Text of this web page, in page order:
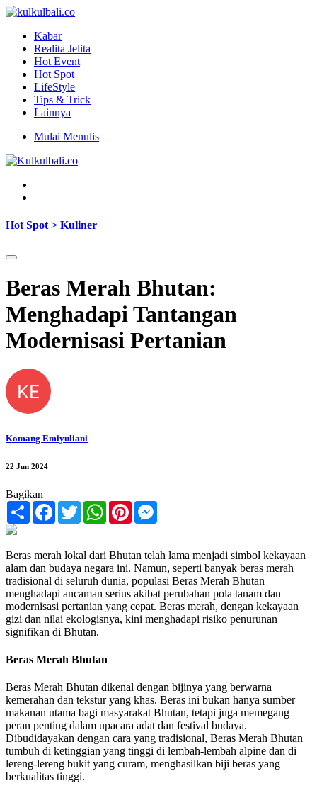
Kabar
Realita Jelita
Hot Event
Hot Spot
LifeStyle
Tips & Trick
Lainnya
Mulai Menulis
Hot Spot > Kuliner
Beras Merah Bhutan:
Menghadapi Tantangan
Modernisasi Pertanian
KE
Komang Emiyuliani
22 Jun 2024
Bagikan
Share FacebookTwitterWhatsApp
Pinterest
Beras merah lokal dari Bhutan telah lama menjadi simbol kekayaan
alam dan budaya negara ini. Namun, seperti banyak beras merah
tradisional di seluruh dunia, populasi Beras Merah Bhutan
menghadapi ancaman serius akibat perubahan pola tanam dan
modernisasi pertanian yang cepat. Beras merah, dengan kekayaan
gizi dan nilai ekologisnya, kini menghadapi risiko penurunan
signifikan di Bhutan.
Beras Merah Bhutan
Beras Merah Bhutan dikenal dengan bijinya yang berwarna
kemerahan dan tekstur yang khas. Beras ini bukan hanya sumber
makanan utama bagi masyarakat Bhutan, tetapi juga memegang
peran penting dalam upacara adat dan festival budaya.
Dibudidayakan dengan cara yang tradisional, Beras Merah Bhutan
tumbuh di ketinggian yang tinggi di lembah-lembah alpine dan di
lereng-lereng bukit yang curam, menghasilkan biji beras yang
berkualitas tinggi.